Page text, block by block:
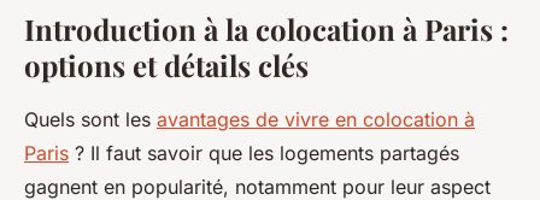
Introduction à la colocation à Paris :
options et détails clés
Quels sont les avantages de vivre en colocation à
Paris ? Il faut savoir que les logements partagés
gagnent en popularité, notamment pour leur aspect